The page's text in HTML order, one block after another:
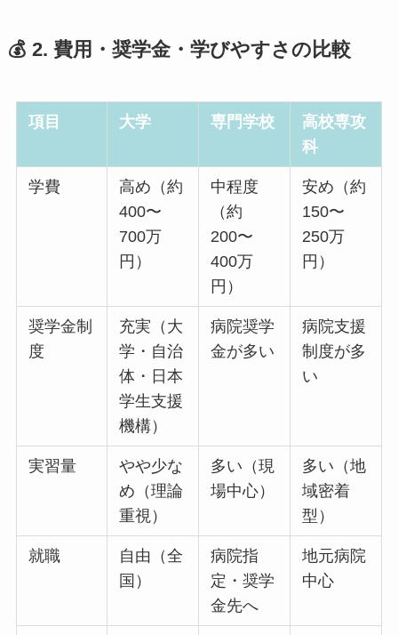
💰 2. 費用・奨学金・学びやすさの比較
項目 大学 専門学校
高校専攻
科
学費
高め（約
400〜
700万
円）
中程度
（約
200〜
400万
円）
安め（約
150〜
250万
円）
奨学金制
度
充実（大
学・自治
体・日本
学生支援
機構）
病院奨学
金が多い
病院支援
制度が多
い
実習量
やや少な
め（理論
重視）
多い（現
場中心）
多い（地
域密着
型）
就職
自由（全
国）
病院指
定・奨学
金先へ
地元病院
中心